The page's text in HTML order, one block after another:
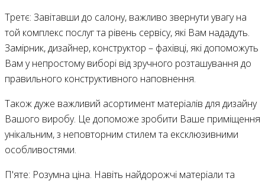
Третє: Завітавши до салону, важливо звернути увагу на
той комплекс послуг та рівень сервісу, які Вам нададуть.
Замірник, дизайнер, конструктор – фахівці, які допоможуть
Вам у непростому виборі від зручного розташування до
правильного конструктивного наповнення.
Також дуже важливий асортимент матеріалів для дизайну
Вашого виробу. Це допоможе зробити Ваше приміщення
унікальним, з неповторним стилем та ексклюзивними
особливостями.
П'яте: Розумна ціна. Навіть найдорожчі матеріали та